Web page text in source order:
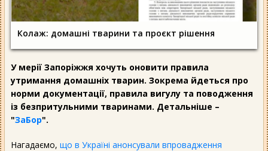
Колаж: домашні тварини та проєкт рішення
У мерії Запоріжжя хочуть оновити правила
утримання домашніх тварин. Зокрема йдеться про
норми документації, правила вигулу та поводження
із безпритульними тваринами. Детальніше –
"ЗаБор".
Нагадаємо, що в Україні анонсували впровадження